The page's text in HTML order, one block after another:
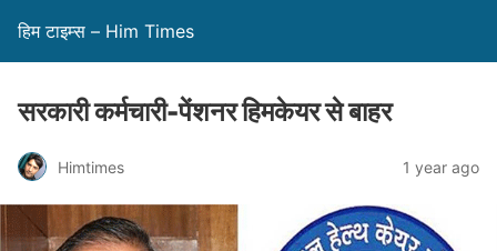
हिम टाइम्स – Him Times
सरकारी कर्मचारी-पेंशनर हिमकेयर से बाहर
Himtimes 1 year ago